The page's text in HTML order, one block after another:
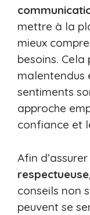
mettre à la
mieux
besoins. Cela
malentendus
sentiments
approche
confiance et
Afin
respectueuse
conseils non
peuvent se